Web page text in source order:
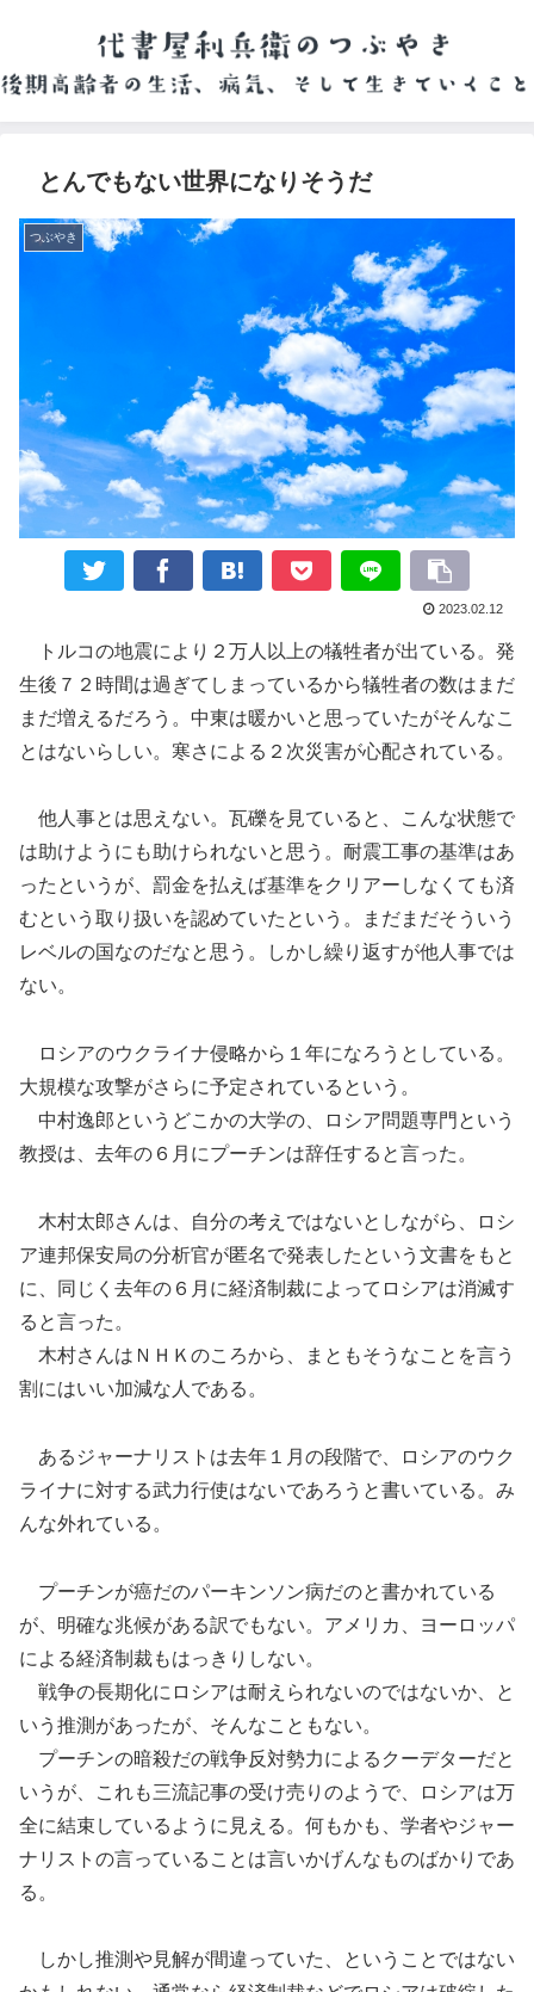
とんでもない世界になりそうだ
つぶやき
2023.02.12
トルコの地震により２万人以上の犠牲者が出ている。発
生後７２時間は過ぎてしまっているから犠牲者の数はまだ
まだ増えるだろう。中東は暖かいと思っていたがそんなこ
とはないらしい。寒さによる２次災害が心配されている。
他人事とは思えない。瓦礫を見ていると、こんな状態で
は助けようにも助けられないと思う。耐震工事の基準はあ
ったというが、罰金を払えば基準をクリアーしなくても済
むという取り扱いを認めていたという。まだまだそういう
レベルの国なのだなと思う。しかし繰り返すが他人事では
ない。
ロシアのウクライナ侵略から１年になろうとしている。
大規模な攻撃がさらに予定されているという。
中村逸郎というどこかの大学の、ロシア問題専門という
教授は、去年の６月にプーチンは辞任すると言った。
木村太郎さんは、自分の考えではないとしながら、ロシ
ア連邦保安局の分析官が匿名で発表したという文書をもと
に、同じく去年の６月に経済制裁によってロシアは消滅す
ると言った。
木村さんはＮＨＫのころから、まともそうなことを言う
割にはいい加減な人である。
あるジャーナリストは去年１月の段階で、ロシアのウク
ライナに対する武力行使はないであろうと書いている。み
んな外れている。
プーチンが癌だのパーキンソン病だのと書かれている
が、明確な兆候がある訳でもない。アメリカ、ヨーロッパ
による経済制裁もはっきりしない。
戦争の長期化にロシアは耐えられないのではないか、と
いう推測があったが、そんなこともない。
プーチンの暗殺だの戦争反対勢力によるクーデターだと
いうが、これも三流記事の受け売りのようで、ロシアは万
全に結束しているように見える。何もかも、学者やジャー
ナリストの言っていることは言いかげんなものばかりであ
る。
しかし推測や見解が間違っていた、ということではない